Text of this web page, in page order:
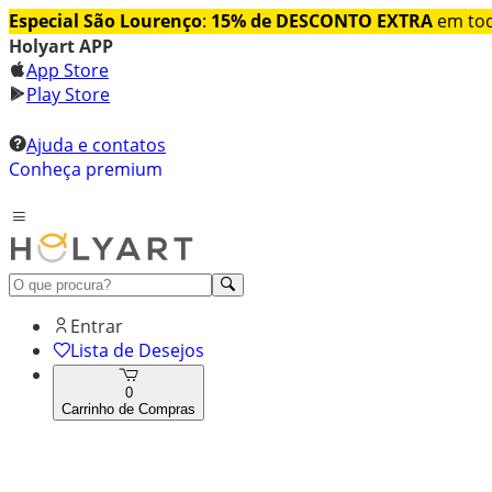
Especial São Lourenço: 15% de DESCONTO EXTRA em
Holyart APP
App Store
Play Store
Ajuda e contatos
Conheça premium
Entrar
Lista de Desejos
0
Carrinho de Compras